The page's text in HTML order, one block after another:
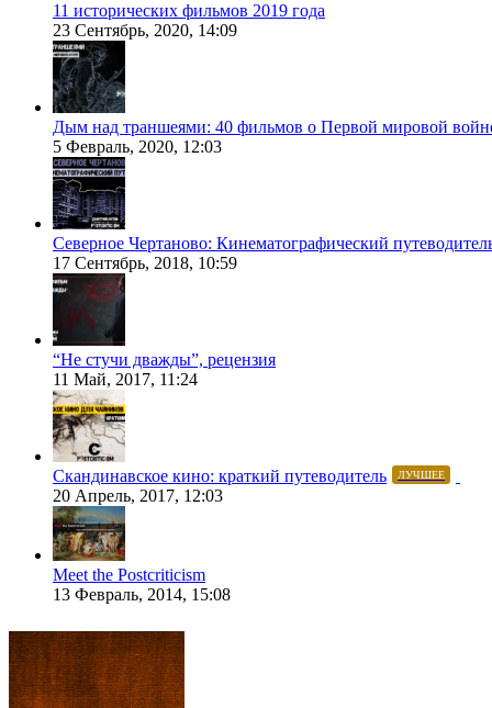
11 исторических фильмов 2019 года
23 Сентябрь, 2020, 14:09
Дым над траншеями: 40 фильмов о Первой мировой
5 Февраль, 2020, 12:03
Северное Чертаново: Кинематографический
17 Сентябрь, 2018, 10:59
“Не стучи дважды”, рецензия
11 Май, 2017, 11:24
Скандинавское кино: краткий путеводитель ЛУЧШЕЕ
20 Апрель, 2017, 12:03
Meet the Postcriticism
13 Февраль, 2014, 15:08